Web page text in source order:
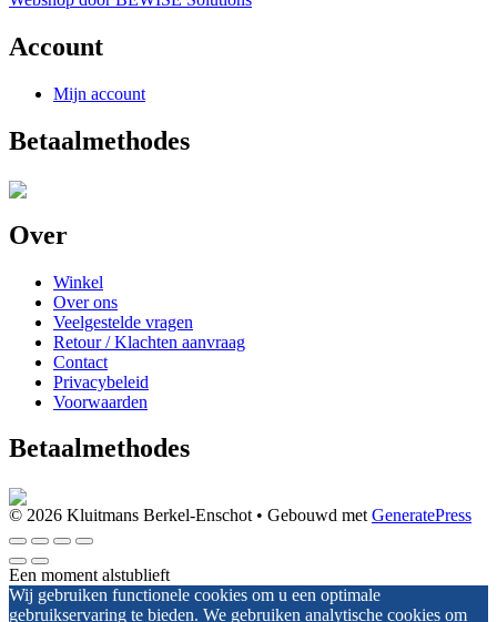
Account
Mijn account
Betaalmethodes
Over
Winkel
Over ons
Veelgestelde vragen
Retour / Klachten aanvraag
Contact
Privacybeleid
Voorwaarden
Betaalmethodes
© 2026 Kluitmans Berkel-Enschot • Gebouwd met GeneratePress
Een moment alstublieft
Wij gebruiken functionele cookies om u een optimale
gebruikservaring te bieden. We gebruiken analytische cookies om